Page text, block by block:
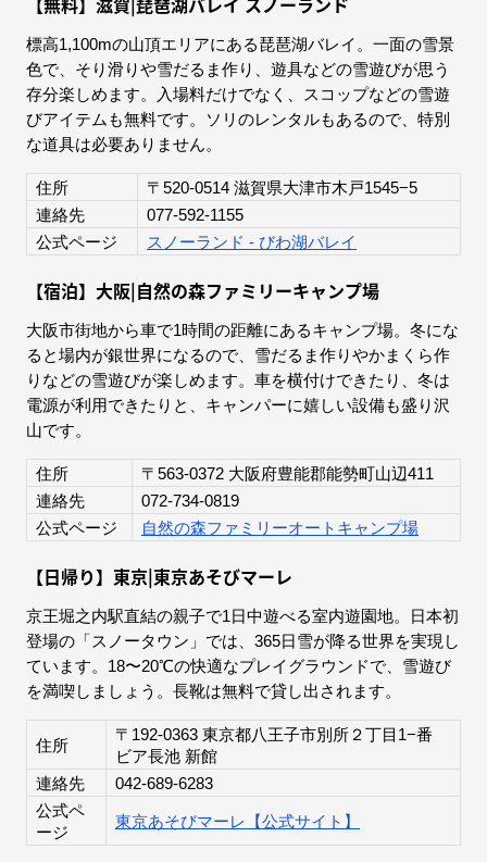
標高1,100mの山頂エリアにある琵琶湖バレイ。一面の雪景
色で、そり滑りや雪だるま作り、遊具などの雪遊びが思う
存分楽しめます。入場料だけでなく、スコップなどの雪遊
びアイテムも無料です。ソリのレンタルもあるので、特別
な道具は必要ありません。
住所
〒520-0514 滋賀県大津市木戸1545−5
連絡先
077-592-1155
公式ページ
スノーランド - びわ湖バレイ
【宿泊】大阪|自然の森ファミリーキャンプ場
大阪市街地から車で1時間の距離にあるキャンプ場。冬にな
ると場内が銀世界になるので、雪だるま作りやかまくら作
りなどの雪遊びが楽しめます。車を横付けできたり、冬は
電源が利用できたりと、キャンパーに嬉しい設備も盛り沢
山です。
住所
〒563-0372 大阪府豊能郡能勢町山辺411
連絡先
072-734-0819
公式ページ
自然の森ファミリーオートキャンプ場
【日帰り】東京|東京あそびマーレ
京王堀之内駅直結の親子で1日中遊べる室内遊園地。日本初
登場の「スノータウン」では、365日雪が降る世界を実現し
ています。18〜20℃の快適なプレイグラウンドで、雪遊び
を満喫しましょう。長靴は無料で貸し出されます。
住所
〒192-0363 東京都八王子市別所２丁目1−番
ビア長池 新館
連絡先
042-689-6283
公式ペ
ージ
東京あそびマーレ【公式サイト】